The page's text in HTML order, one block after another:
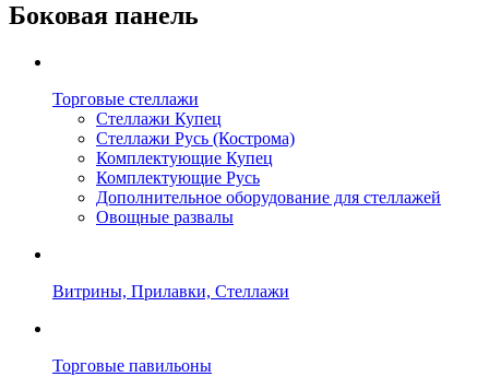
Боковая панель
Торговые стеллажи
Стеллажи Купец
Стеллажи Русь (Кострома)
Комплектующие Купец
Комплектующие Русь
Дополнительное оборудование для стеллажей
Овощные развалы
Витрины, Прилавки, Стеллажи
Торговые павильоны